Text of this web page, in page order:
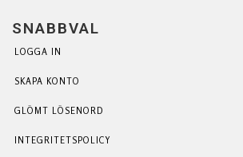
SNABBVAL
LOGGA IN
SKAPA KONTO
GLÖMT LÖSENORD
INTEGRITETSPOLICY